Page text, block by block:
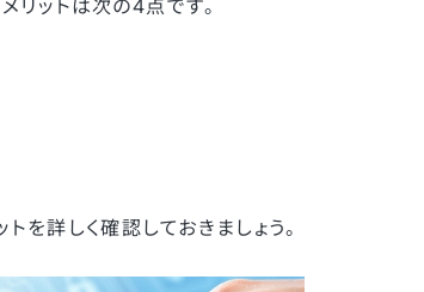
リットは次の4点です。
を詳しく確認しておきましょう。